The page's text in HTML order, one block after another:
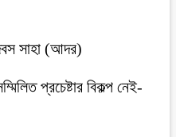
সাহা (আদর)
প্রচেষ্টার বিকল্প নেই-